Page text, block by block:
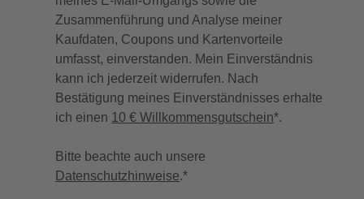
Zusammenführung und Analyse meiner
Kaufdaten, Coupons und Kartenvorteile
umfasst, einverstanden. Mein Einverständnis
kann ich jederzeit widerrufen. Nach
Bestätigung meines Einverständnisses erhalte
ich einen 10 € Willkommensgutschein*.
Bitte beachte auch unsere
Datenschutzhinweise.